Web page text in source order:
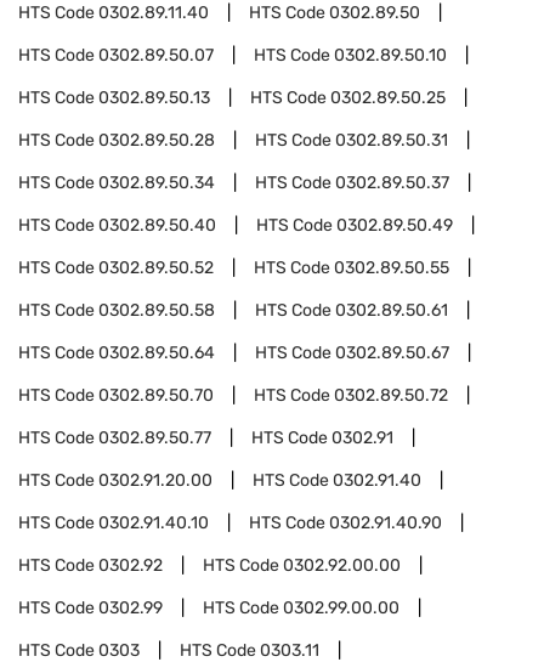
HTS Code0302.89.11.40 HTS Code0302.89.50
HTS Code0302.89.50.07 HTS Code0302.89.50.10
HTS Code0302.89.50.13 HTS Code0302.89.50.25
HTS Code0302.89.50.28 HTS Code0302.89.50.31
HTS Code0302.89.50.34 HTS Code0302.89.50.37
HTS Code0302.89.50.40 HTS Code0302.89.50.49
HTS Code0302.89.50.52 HTS Code0302.89.50.55
HTS Code0302.89.50.58 HTS Code0302.89.50.61
HTS Code0302.89.50.64 HTS Code0302.89.50.67
HTS Code0302.89.50.70 HTS Code0302.89.50.72
HTS Code0302.89.50.77 HTS Code0302.91
HTS Code0302.91.20.00 HTS Code0302.91.40
HTS Code0302.91.40.10 HTS Code0302.91.40.90
HTS Code0302.92 HTS Code0302.92.00.00
HTS Code0302.99 HTS Code0302.99.00.00
HTS Code0303 HTS Code0303.11